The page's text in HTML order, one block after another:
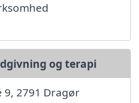
og terapi
9, 2791 Dragør